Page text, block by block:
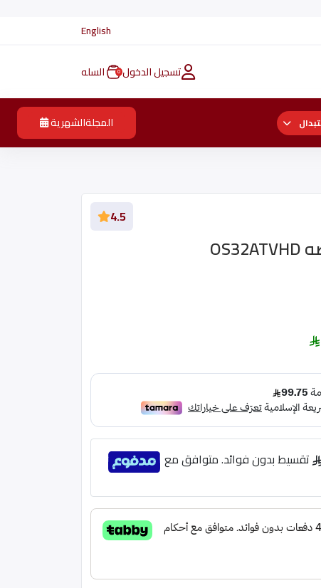
English
تسجيل الدخول 0 السله
المجلةالشهرية
4.5
تقسيط بدون فوائد. متوافق مع